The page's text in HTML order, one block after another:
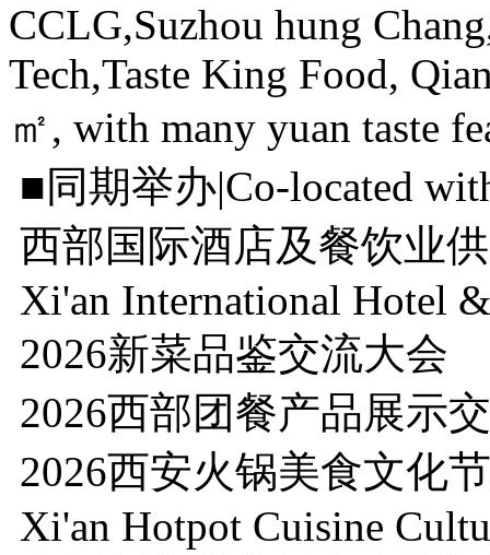
CCLG,Suzhou hung
Tech,Taste King Food,
㎡, with many yuan taste
■同期举办|Co-located
西部国际酒店及餐饮业
Xi'an International Hotel
2026新菜品鉴交流大会
2026西部团餐产品展示
2026西安火锅美食文化节
Xi'an Hotpot Cuisine